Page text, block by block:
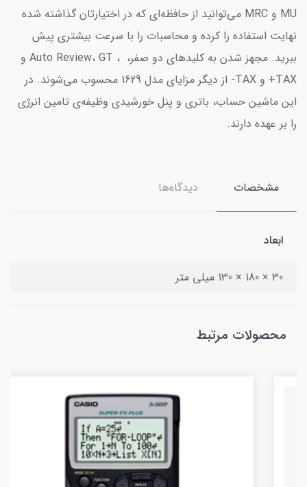
MU و MRC می‌توانید از حافظه‌ای که در اختیارتان گذاشته شده
نهایت استفاده را کرده و محاسبات را با سرعت بیشتری پیش
ببرید. مجهز شدن به کلیدهای دو صفر، ، Auto Review، GT و
TAX+ و TAX- از دیگر مزایای مدل 1629 محسوب می‌شوند. در
این ماشین حساب، باتری و پنل خورشیدی وظیفه‌ی تامین انرژی
را بر عهده دارند.
مشخصات دیدگاه‌ها
ابعاد
30 × 180 × 130 میلی متر
محصولات مرتبط